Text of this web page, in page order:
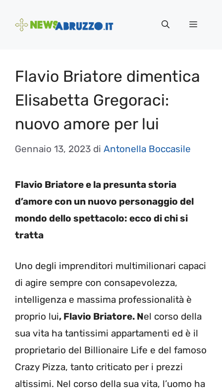
Menu
Flavio Briatore dimentica
Elisabetta Gregoraci:
nuovo amore per lui
Gennaio 13, 2023 di Antonella Boccasile
Flavio Briatore e la presunta storia
d’amore con un nuovo personaggio del
mondo dello spettacolo: ecco di chi si
tratta
Uno degli imprenditori multimilionari capaci
di agire sempre con consapevolezza,
intelligenza e massima professionalità è
proprio lui, Flavio Briatore. Nel corso della
sua vita ha tantissimi appartamenti ed è il
proprietario del Billionaire Life e del famoso
Crazy Pizza, tanto criticato per i prezzi
altissimi. Nel corso della sua vita, l’uomo ha